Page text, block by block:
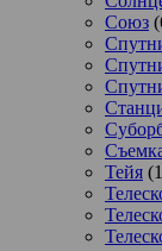
Союз
Тейя